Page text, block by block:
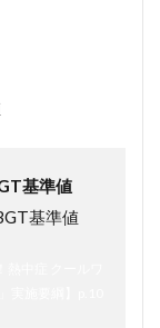
基準値